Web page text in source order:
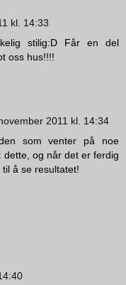
kl. 14:33
stilig:D Får en del
oss hus!!!!
2011 kl. 14:34
som venter på noe
og når det er ferdig
å se resultatet!